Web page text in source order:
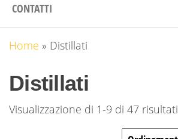
CONTATTI
Home » Distillati
Distillati
Visualizzazione di 1-9 di 47 risultati